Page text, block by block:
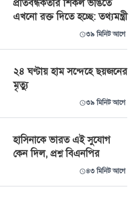
প্রতিবন্ধকতার শিকল ভাঙতে
এখনো রক্ত দিতে হচ্ছে: তথ্যমন্ত্রী
৩৯ মিনিট আগে
২৪ ঘণ্টায় হাম সন্দেহে ছয়জনের
মৃত্যু
৩৯ মিনিট আগে
হাসিনাকে ভারত এই সুযোগ
কেন দিল, প্রশ্ন বিএনপির
৪৩ মিনিট আগে